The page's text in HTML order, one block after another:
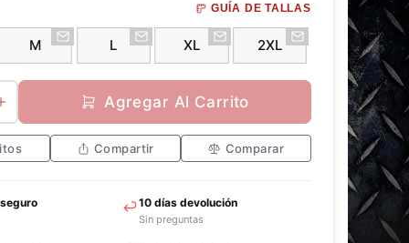
GUÍA DE TALLAS
M L XL 2XL
Agregar Al Carrito
Compartir Comparar
10 días devolución
Sin preguntas